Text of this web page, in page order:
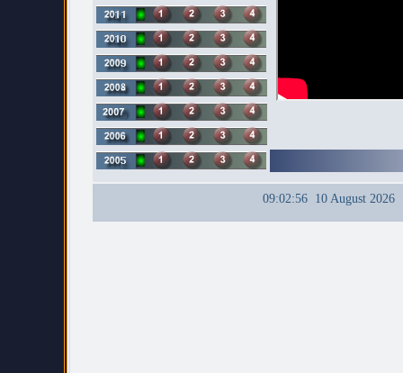
09:02:56 10 August 2026